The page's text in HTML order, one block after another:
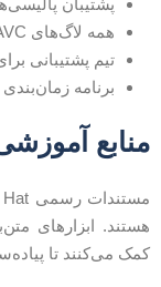
پشتیبان پالیسی‌ها
همه لاگ‌های AVC را تحلیل کنید.
تیم پشتیبانی
برنامه زمان‌بندی
ابزارهای
می‌کنند تا